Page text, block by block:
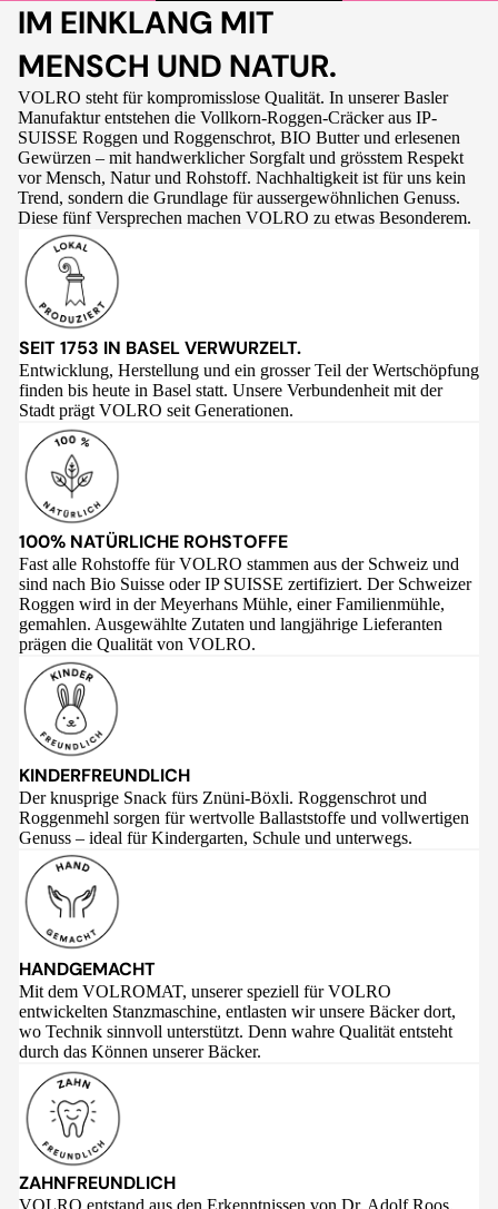
IM EINKLANG MIT
MENSCH UND NATUR.
VOLRO steht für kompromisslose Qualität. In unserer Basler
Manufaktur entstehen die Vollkorn-Roggen-Cräcker aus IP-
SUISSE Roggen und Roggenschrot, BIO Butter und erlesenen
Gewürzen – mit handwerklicher Sorgfalt und grösstem Respekt
vor Mensch, Natur und Rohstoff. Nachhaltigkeit ist für uns kein
Trend, sondern die Grundlage für aussergewöhnlichen Genuss.
Diese fünf Versprechen machen VOLRO zu etwas Besonderem.
SEIT 1753 IN BASEL VERWURZELT.
Entwicklung, Herstellung und ein grosser Teil der Wertschöpfung
finden bis heute in Basel statt. Unsere Verbundenheit mit der
Stadt prägt VOLRO seit Generationen.
100% NATÜRLICHE ROHSTOFFE
Fast alle Rohstoffe für VOLRO stammen aus der Schweiz und
sind nach Bio Suisse oder IP SUISSE zertifiziert. Der Schweizer
Roggen wird in der Meyerhans Mühle, einer Familienmühle,
gemahlen. Ausgewählte Zutaten und langjährige Lieferanten
prägen die Qualität von VOLRO.
KINDERFREUNDLICH
Der knusprige Snack fürs Znüni-Böxli. Roggenschrot und
Roggenmehl sorgen für wertvolle Ballaststoffe und vollwertigen
Genuss – ideal für Kindergarten, Schule und unterwegs.
HANDGEMACHT
Mit dem VOLROMAT, unserer speziell für VOLRO
entwickelten Stanzmaschine, entlasten wir unsere Bäcker dort,
wo Technik sinnvoll unterstützt. Denn wahre Qualität entsteht
durch das Können unserer Bäcker.
ZAHNFREUNDLICH
VOLRO entstand aus den Erkenntnissen von Dr. Adolf Roos,